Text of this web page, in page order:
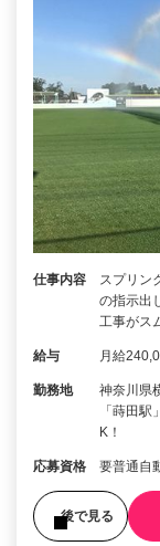
仕事内容
スプリン
の指示出
工事がス
給与 月給
勤務地
神奈川県
「蒔田
K！
応募資格 要普通自
後で見る